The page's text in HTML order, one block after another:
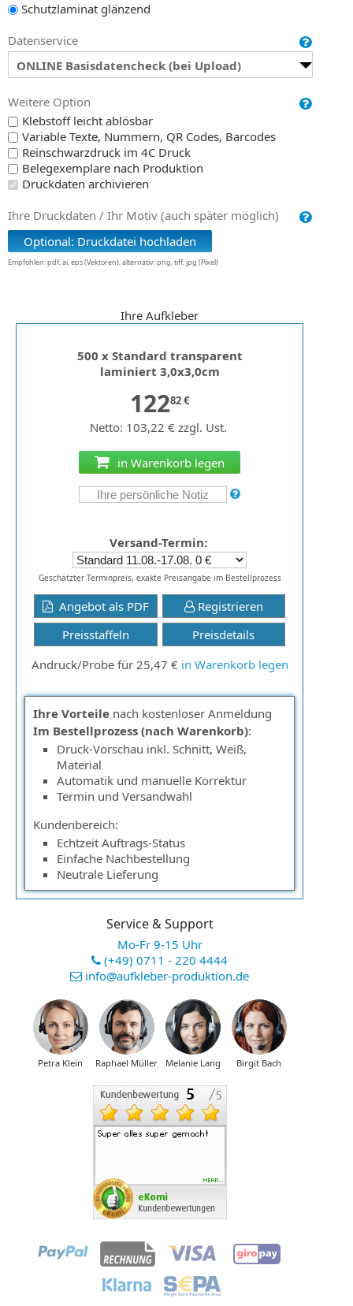
Schutzlaminat glänzend
Datenservice
ONLINE Basisdatencheck (bei Upload)
Weitere Option
Klebstoff leicht ablösbar
Variable Texte, Nummern, QR Codes, Barcodes
Reinschwarzdruck im 4C Druck
Belegexemplare nach Produktion
Druckdaten archivieren
Ihre Druckdaten / Ihr Motiv (auch später möglich)
Optional: Druckdatei hochladen
Empfohlen: pdf, ai, eps (Vektoren), alternativ: png, tiff, jpg (Pixel)
Ihre Aufkleber
500 x Standard transparent
laminiert 3,0x3,0cm
12282 €
Netto: 103,22 € zzgl. Ust.
in Warenkorb legen
Versand-Termin:
Geschätzter Terminpreis, exakte Preisangabe im Bestellprozess
Angebot als PDF
Registrieren
Preisstaffeln
Preisdetails
Andruck/Probe für 25,47 € in Warenkorb legen
Ihre Vorteile nach kostenloser Anmeldung
Im Bestellprozess (nach Warenkorb):
Druck-Vorschau inkl. Schnitt, Weiß,
Material
Automatik und manuelle Korrektur
Termin und Versandwahl
Kundenbereich:
Echtzeit Auftrags-Status
Einfache Nachbestellung
Neutrale Lieferung
Service & Support
Mo-Fr 9-15 Uhr
(+49) 0711 - 220 4444
info@aufkleber-produktion.de
Petra Klein Raphael Müller Melanie Lang Birgit Bach